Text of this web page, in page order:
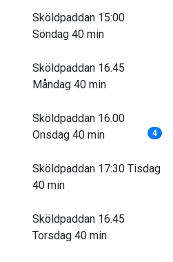
Sköldpaddan 15:00
Söndag 40 min
Sköldpaddan 16.45
Måndag 40 min
Sköldpaddan 16.00
Onsdag 40 min
4
Sköldpaddan 17:30 Tisdag
40 min
Sköldpaddan 16.45
Torsdag 40 min